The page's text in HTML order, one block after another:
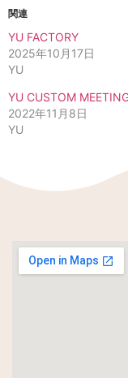
関連
YU FACTORY
2025年10月17日
YU
YU CUSTOM
2022年11月8日
YU